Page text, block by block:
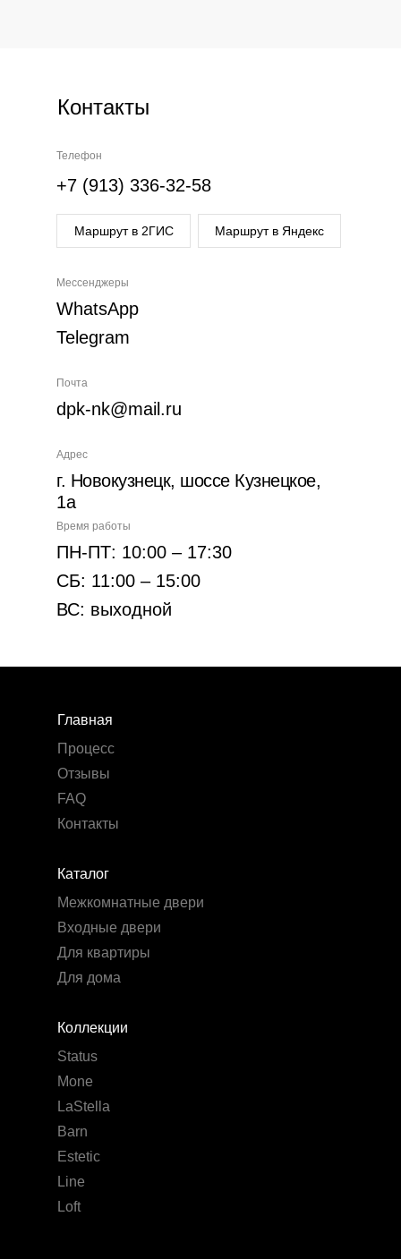
Контакты
Мессенджеры
WhatsApp
Telegram
Телефон
+7 (913) 336-32-58
Почта
dpk-nk@mail.ru
Время работы
ПН-ПТ: 10:00 – 17:30
СБ: 11:00 – 15:00
ВС: выходной
Адрес
г. Новокузнецк, шоссе Кузнецкое,
1а
Маршрут в 2ГИС Маршрут в Яндекс
Коллекции
Status
Mone
LaStella
Barn
Estetic
Line
Loft
Каталог
Межкомнатные двери
Входные двери
Для квартиры
Для дома
Главная
Процесс
Отзывы
FAQ
Контакты